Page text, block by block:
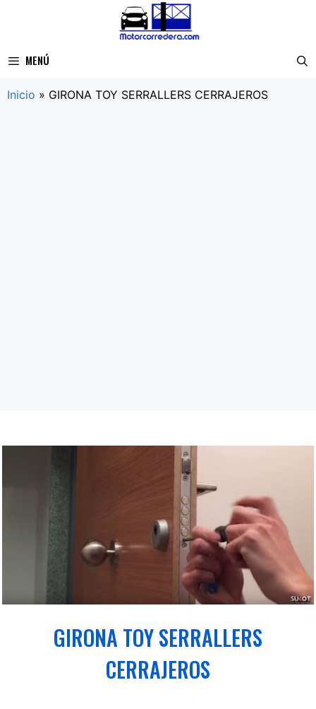
MENÚ
Inicio » GIRONA TOY SERRALLERS CERRAJEROS
GIRONA TOY SERRALLERS
CERRAJEROS